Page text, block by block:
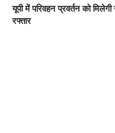
यूपी में परिवहन प्रवर्तन को
रफ्तार